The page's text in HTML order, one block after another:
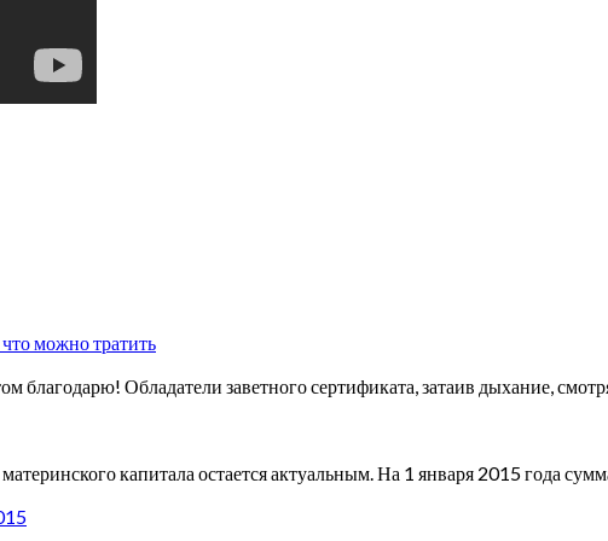
можно тратить
благодарю! Обладатели заветного сертификата, затаив дыхание,
капитала остается актуальным. На 1 января 2015 года